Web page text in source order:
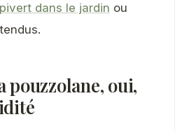
dans le jardin ou
pouzzolane, oui,